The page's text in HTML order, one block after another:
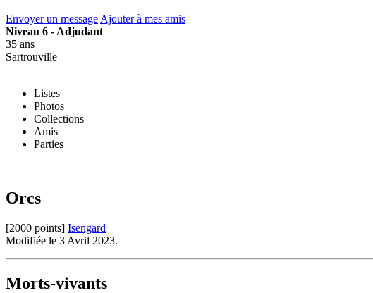
Envoyer un message Ajouter à mes amis
Niveau 6 - Adjudant
35 ans
Sartrouville
Listes
Photos
Collections
Amis
Parties
Orcs
[2000 points] Isengard
Modifiée le 3 Avril 2023.
Morts-vivants